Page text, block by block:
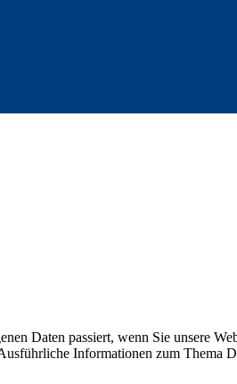
Daten passiert, wenn Sie unsere
Informationen zum Thema